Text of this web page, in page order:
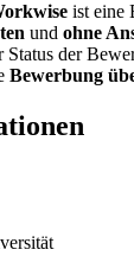
ist eine
und ohne
Status der
Bewerbung